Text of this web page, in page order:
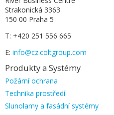
Strakonická 3363
150 00 Praha 5
T: +420 251 556 665
E: info@cz.coltgroup.com
Produkty a Systémy
Přeskočit
navigaci
Požární ochrana
Technika prostředí
Slunolamy a fasádní systémy